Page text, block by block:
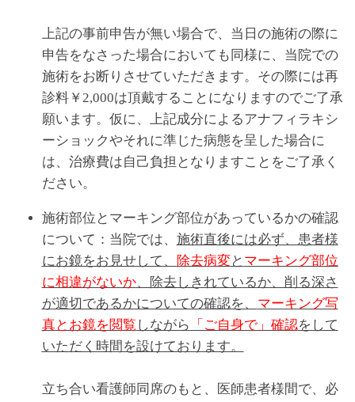
上記の事前申告が無い場合で、当日の施術の際に
申告をなさった場合においても同様に、当院での
施術をお断りさせていただきます。その際には再
診料￥2,000は頂戴することになりますのでご了承
願います。仮に、上記成分によるアナフィラキシ
ーショックやそれに準じた病態を呈した場合に
は、治療費は自己負担となりますことをご了承く
ださい。
施術部位とマーキング部位があっているかの確認
について：当院では、 施術直後には必ず、患者様
にお鏡をお見せして、
除去病変と マーキング部位
に相違がないか、除去しきれているか、削る深さ
が適切であるかについての確認を、 マーキング写
真とお鏡を閲覧 しながら 「ご自身で」確認をして
いただく時間を設けております。
立ち合い看護師同席のもと、医師患者様間で、必